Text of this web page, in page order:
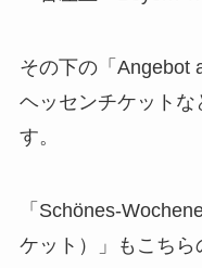
その下の「Angebot
ヘッセンチケットな
す。
「Schönes-
ケット）」もこち